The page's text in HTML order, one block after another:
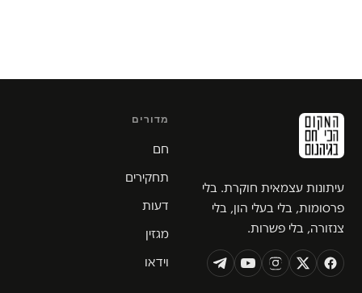
עיתונות עצמאית חוקרת. בלי
פרסומות, בלי בעלי הון, בלי
צנזורה, בלי פשרות.
מדורים
חם
תחקירים
דעות
מגזין
וידאו